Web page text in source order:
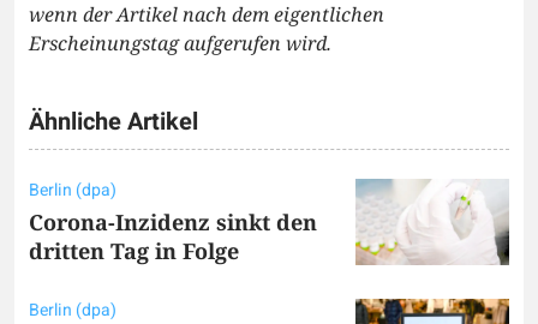
wenn der Artikel nach dem eigentlichen
Erscheinungstag aufgerufen wird.
Ähnliche Artikel
Berlin (dpa)
Corona-Inzidenz sinkt den
dritten Tag in Folge
Berlin (dpa)